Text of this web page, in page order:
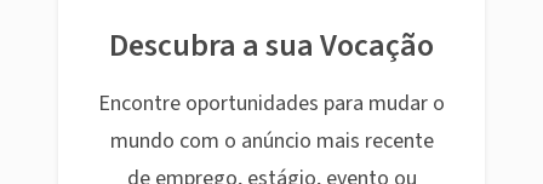
Descubra a sua Vocação
Encontre oportunidades para mudar o
mundo com o anúncio mais recente